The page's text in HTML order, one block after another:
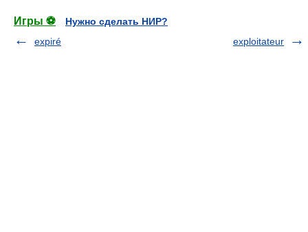
Игры ⚽
Нужно сделать НИР?
expiré
exploitateur